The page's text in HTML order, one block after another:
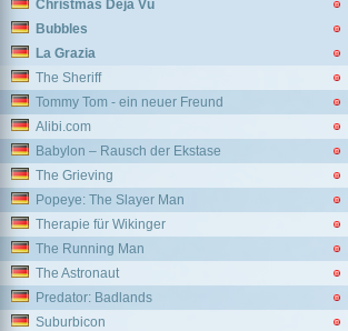
Christmas Déjà Vu
Bubbles
La Grazia
The Sheriff
Tommy Tom - ein neuer Freund
Alibi.com
Babylon – Rausch der Ekstase
The Grieving
Popeye: The Slayer Man
Therapie für Wikinger
The Running Man
The Astronaut
Predator: Badlands
Suburbicon